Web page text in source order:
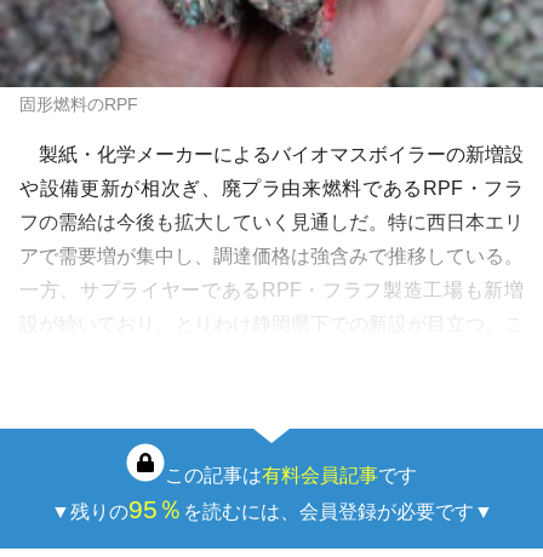
固形燃料のRPF
製紙・化学メーカーによるバイオマスボイラーの新増設
や設備更新が相次ぎ、廃プラ由来燃料であるRPF・フラ
フの需給は今後も拡大していく見通しだ。特に西日本エリ
アで需要増が集中し、調達価格は強含みで推移している。
一方、サプライヤーであるRPF・フラフ製造工場も新増
設が続いており、とりわけ静岡県下での新設が目立つ。こ
この記事は有料会員記事です
▼残りの95％ を読むには、会員登録が必要です▼